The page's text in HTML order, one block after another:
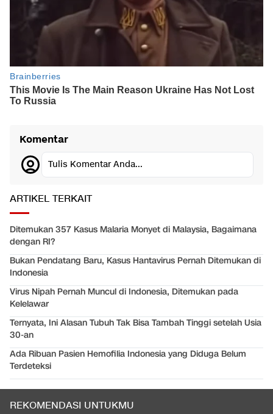
Komentar
Tulis Komentar Anda...
ARTIKEL TERKAIT
Ditemukan 357 Kasus Malaria Monyet di Malaysia, Bagaimana
dengan RI?
Bukan Pendatang Baru, Kasus Hantavirus Pernah Ditemukan di
Indonesia
Virus Nipah Pernah Muncul di Indonesia, Ditemukan pada
Kelelawar
Ternyata, Ini Alasan Tubuh Tak Bisa Tambah Tinggi setelah Usia
30-an
Ada Ribuan Pasien Hemofilia Indonesia yang Diduga Belum
Terdeteksi
REKOMENDASI UNTUKMU